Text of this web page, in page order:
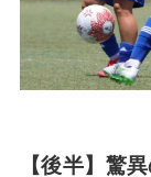
【後半】驚